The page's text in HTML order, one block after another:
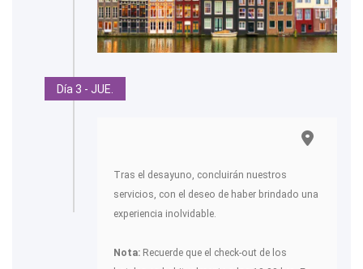
Día 3 - JUE.
Tras el desayuno, concluirán nuestros
servicios, con el deseo de haber brindado una
experiencia inolvidable.
Nota: Recuerde que el check-out de los